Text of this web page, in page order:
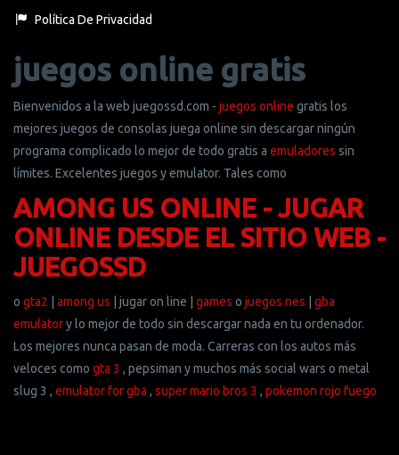
Política De Privacidad
juegos online gratis
Bienvenidos a la web juegossd.com - juegos online gratis los
mejores juegos de consolas juega online sin descargar ningún
programa complicado lo mejor de todo gratis a emuladores sin
límites. Excelentes juegos y emulator. Tales como
AMONG US ONLINE - JUGAR
ONLINE DESDE EL SITIO WEB -
JUEGOSSD
o gta2 among us | jugar on line | games o juegos nes
gba
emulatory lo mejor de todo sin descargar nada en tu ordenador.
Los mejores nunca pasan de moda. Carreras con los autos más
veloces como gta 3 , pepsiman y muchos más social wars o metal
slug 3 , emulator for gba , super mario bros 3 , pokemon rojo fuego